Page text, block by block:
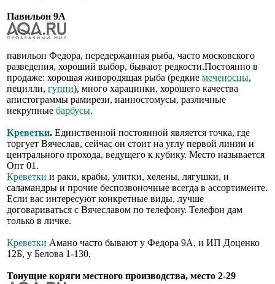
Павильон 9А
павильон Федора, передержанная рыба, часто московского
разведения, хороший выбор, бывают редкости.Постоянно в
продаже: хорошая живородящая рыба (редкие меченосцы,
пецилли, гуппи), много харацинки, хорошего качества
апистограммы рамирези, нанностомусы, различные
некрупные барбусы.
Креветки. Единственной постоянной является точка, где
торгует Вячеслав, сейчас он стоит на углу первой линии и
центрального прохода, ведущего к кубику. Место называется
Опт 01.
Креветки и раки, крабы, улитки, хелены, лягушки, и
саламандры и прочие беспозвоночные всегда в ассортименте.
Если вас интересуют конкретные виды, лучше
договариваться с Вячеславом по телефону. Телефон дам
только в личке.
Креветки Амано часто бывают у Федора 9А, и ИП Доценко
12Б, у Белова 1-130.
Тонущие коряги местного производства, место 2-29